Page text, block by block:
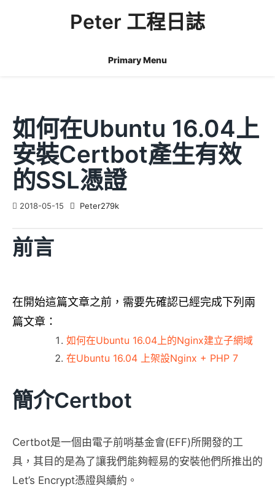
Peter 工程日誌
Primary Menu
如何在Ubuntu 16.04上
安裝Certbot產生有效
的SSL憑證
2018-05-15 Peter279k
前言
在開始這篇文章之前，需要先確認已經完成下列兩
篇文章：
如何在Ubuntu 16.04上的Nginx建立子網域
在Ubuntu 16.04 上架設Nginx + PHP 7
簡介Certbot
Certbot是一個由電子前哨基金會(EFF)所開發的工
具，其目的是為了讓我們能夠輕易的安裝他們所推出的
Let’s Encrypt憑證與續約。